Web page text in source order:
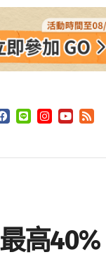
高40%